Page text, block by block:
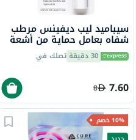
سيباميد ليب ديفينس مرطب
شفاه بعامل حماية من أشعة
الشمس 30 4.8 جرام
30 دقيقة تصلك في
7.60
8
10% خصم